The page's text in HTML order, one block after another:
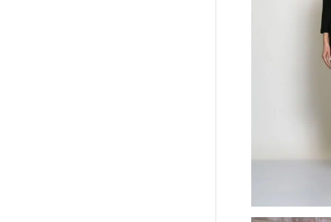
Batida